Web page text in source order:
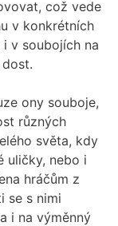
což vede
v konkrétních
v soubojích na
ony souboje,
různých
světa, kdy
uličky, nebo i
hráčům z
se s nimi
i na výměnný